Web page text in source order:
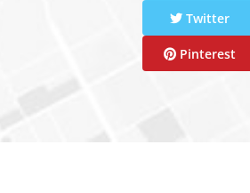
Twitter
Pinterest